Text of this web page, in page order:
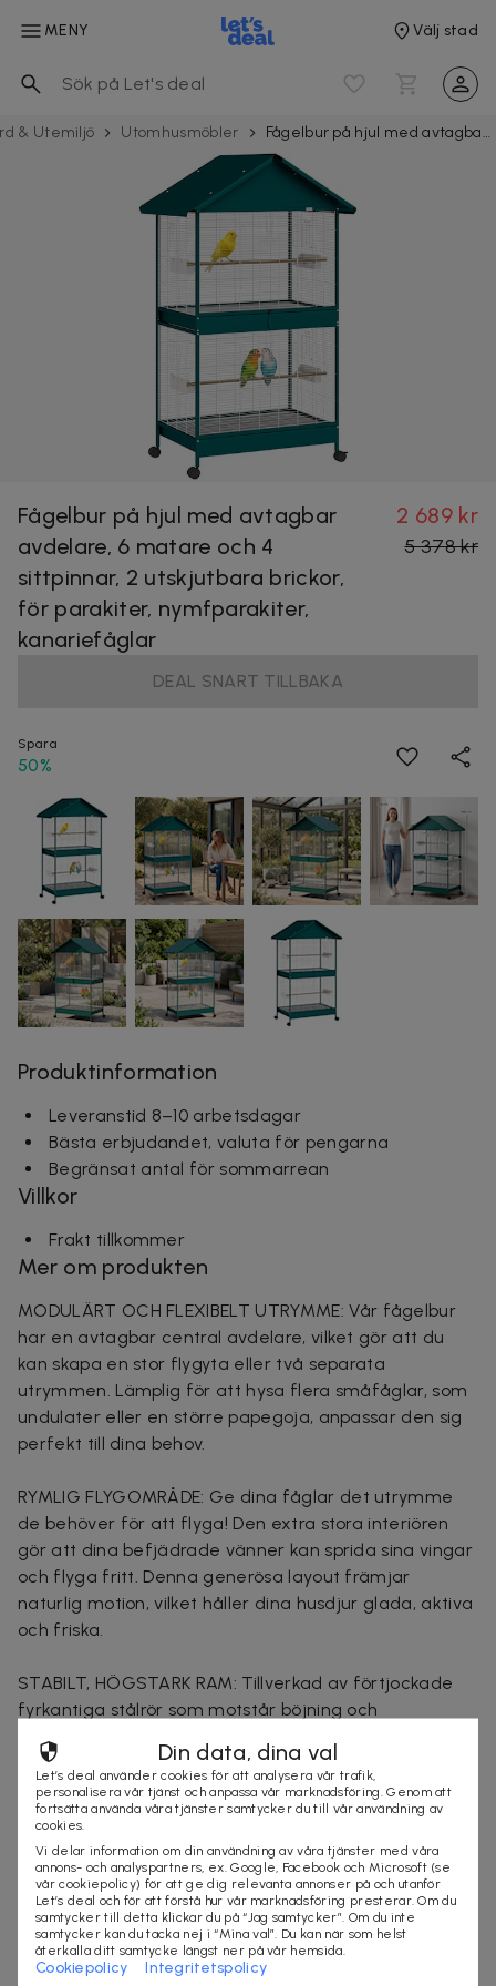
MENY Välj stad
& Utemiljö Utomhusmöbler Fågelbur på hjul med avtagbar avdelare, 6 matare och 4 sittpinnar, 2 utskjutbara brickor, för parakiter, nymfparakiter, kanariefåglar
Fågelbur på hjul med avtagbar
avdelare, 6 matare och 4
sittpinnar, 2 utskjutbara brickor,
för parakiter, nymfparakiter,
kanariefåglar
2 689 kr
5 378 kr
DEAL SNART TILLBAKA
Spara
50%
Produktinformation
Leveranstid 8–10 arbetsdagar
Bästa erbjudandet, valuta för pengarna
Begränsat antal för sommarrean
Villkor
Frakt tillkommer
Mer om produkten
MODULÄRT OCH FLEXIBELT UTRYMME: Vår fågelbur
har en avtagbar central avdelare, vilket gör att du
kan skapa en stor flygyta eller två separata
utrymmen. Lämplig för att hysa flera småfåglar, som
undulater eller en större papegoja, anpassar den sig
perfekt till dina behov.
RYMLIG FLYGOMRÅDE: Ge dina fåglar det utrymme
de behöver för att flyga! Den extra stora interiören
gör att dina befjädrade vänner kan sprida sina vingar
och flyga fritt. Denna generösa layout främjar
naturlig motion, vilket håller dina husdjur glada, aktiva
och friska.
STABILT, HÖGSTARK RAM: Tillverkad av förtjockade
fyrkantiga stålrör som motstår böjning och
säkert och vridbeständigt hem som enkelt motstår
dagligt slitage och även de mest energiska fåglarna.
ENKEL RENGÖRING: Varje nivå inkluderar en glidbricka
och ett bottengaller för att förhindra ansamling av
skräp. Dessutom möjliggör de flera åtkomstdörrarna
snabb och stressfri matning, interaktion och rengöring,
allt utan att skrämma dina husdjur.
PRAKTISK MOBILITET: Utrustad med fyra smidigt
Din data, dina val
Let’s deal använder cookies för att analysera vår trafik,
personalisera vår tjänst och anpassa vår marknadsföring. Genom att
fortsätta använda våra tjänster samtycker du till vår användning av
cookies.
Vi delar information om din användning av våra tjänster med våra
annons- och analyspartners, ex. Google, Facebook och Microsoft (se
vår cookiepolicy) för att ge dig relevanta annonser på och utanför
Let’s deal och för att förstå hur vår marknadsföring presterar. Om du
samtycker till detta klickar du på “Jag samtycker”. Om du inte
samtycker kan du tacka nej i “Mina val”. Du kan när som helst
återkalla ditt samtycke längst ner på vår hemsida.
Cookiepolicy Integritetspolicy